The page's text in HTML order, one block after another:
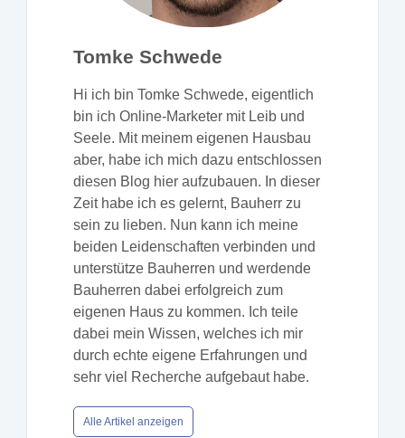
Tomke Schwede
Hi ich bin Tomke Schwede, eigentlich
bin ich Online-Marketer mit Leib und
Seele. Mit meinem eigenen Hausbau
aber, habe ich mich dazu entschlossen
diesen Blog hier aufzubauen. In dieser
Zeit habe ich es gelernt, Bauherr zu
sein zu lieben. Nun kann ich meine
beiden Leidenschaften verbinden und
unterstütze Bauherren und werdende
Bauherren dabei erfolgreich zum
eigenen Haus zu kommen. Ich teile
dabei mein Wissen, welches ich mir
durch echte eigene Erfahrungen und
sehr viel Recherche aufgebaut habe.
Alle Artikel anzeigen